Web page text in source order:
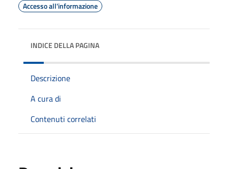
Accesso all'informazione
INDICE DELLA PAGINA
Descrizione
A cura di
Contenuti correlati